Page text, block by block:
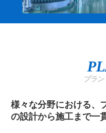
プラ
様々な分野における、
の設計から施工まで一